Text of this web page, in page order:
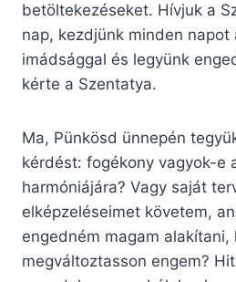
betöltekezéseket. Hívjuk a
nap, kezdjünk minden napot
imádsággal és legyünk
kérte a Szentatya.
Ma, Pünkösd ünnepén
kérdést: fogékony vagyok-e
harmóniájára? Vagy saját
elképzeléseimet követem,
engedném magam alakítani,
megváltoztasson engem?